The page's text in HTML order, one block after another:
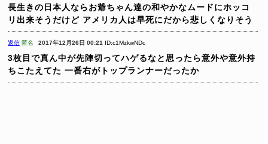
長生きの日本人ならお爺ちゃん達の和やかなムードにホッコ
リ出来そうだけど アメリカ人は早死にだから悲しくなりそう
返信 匿名 2017年12月26日 00:21 ID:c1MzkwNDc
3枚目で真ん中が先陣切ってハゲるなと思ったら意外や意外持
ちこたえてた 一番右がトップランナーだったか